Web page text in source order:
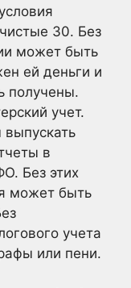
30. Без
может быть
ей деньги и
получены.
учет.
в
Без этих
может быть
учета
или пени.